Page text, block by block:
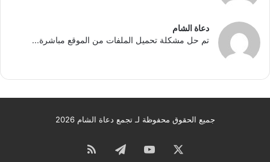
دعاة الشام
تم حل مشكلة تحميل الملفات من الموقع مباشرة...
جميع الحقوق محفوظة لـ تجمع دعاة الشام 2026
‫YouTubeتيلقرامملخص